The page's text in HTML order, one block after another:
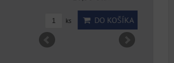
DO KOŠÍKA